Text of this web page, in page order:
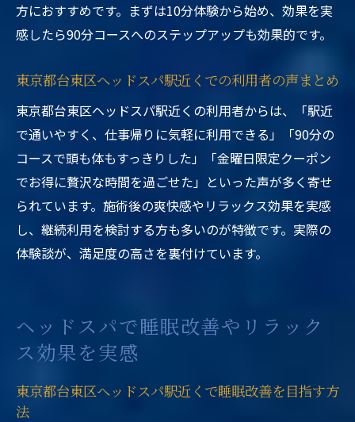
方におすすめです。まずは10分体験から始め、効果を実
感したら90分コースへのステップアップも効果的です。
東京都台東区ヘッドスパ駅近くでの利用者の声まとめ
東京都台東区ヘッドスパ駅近くの利用者からは、「駅近
で通いやすく、仕事帰りに気軽に利用できる」「90分の
コースで頭も体もすっきりした」「金曜日限定クーポン
でお得に贅沢な時間を過ごせた」といった声が多く寄せ
られています。施術後の爽快感やリラックス効果を実感
し、継続利用を検討する方も多いのが特徴です。実際の
体験談が、満足度の高さを裏付けています。
ヘッドスパで睡眠改善やリラック
ス効果を実感
東京都台東区ヘッドスパ駅近くで睡眠改善を目指す方
法